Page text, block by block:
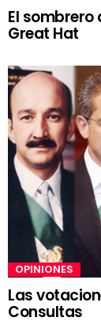
El
Great Hat
OPINIONES
Las
Consultas